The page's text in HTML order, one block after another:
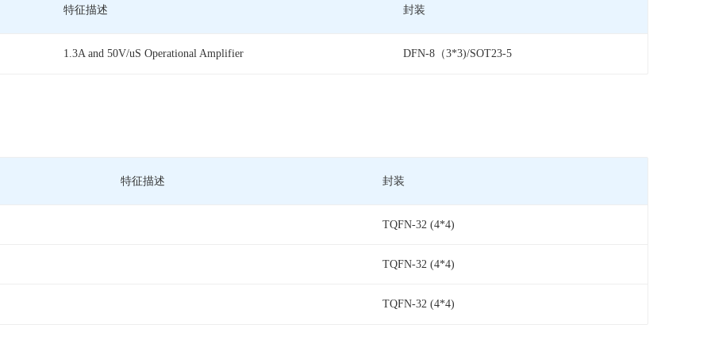
特征描述
1.3A and 50V/uS Operational Amplifier
封装
DFN-8（3*3)/SOT23-5
特征描述 封装
TQFN-32 (4*4)
TQFN-32 (4*4)
TQFN-32 (4*4)